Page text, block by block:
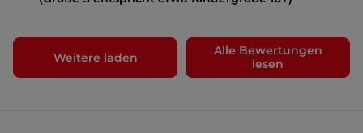
Weitere laden
Alle Bewertungen
lesen